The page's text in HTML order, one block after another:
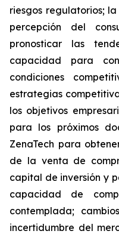
riesgos regulatorios;
percepción del
pronosticar las
capacidad para
condiciones
estrategias
los objetivos
para los próximos
ZenaTech para
de la venta de
capital de inversión y
capacidad de
contemplada;
incertidumbre del